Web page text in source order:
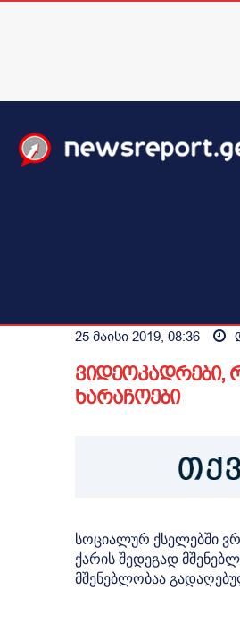
25 მაისი 2019, 08:36
ვიდეოკადრები,
ხარაჩოები
სოციალურ ქსელებში
ქარის შედეგად
მშენებლობაა